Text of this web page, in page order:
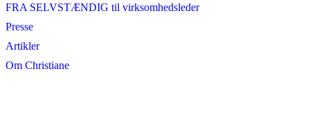
FRA SELVSTÆNDIG til virksomhedsleder
Presse
Artikler
Om Christiane